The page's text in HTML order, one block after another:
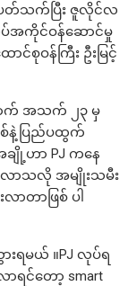
တ်သက်ပြီး ဇူလိုင်လ
ပ်အကိုင်ဝန်ဆောင်မှု
င်စုဝန်ကြီး ဦးမြင့်
ောက် အသက် ၂၃ မှ
နဲ့ပြည်ပထွက်
ျို့ဟာ PJ ကနေ
လာသလို အမျိုးသမီး
တာဖြစ် ပါ
ရမယ် ။PJ လုပ်ရ
ရင်တော့ smart